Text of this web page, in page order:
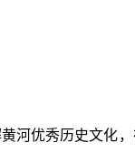
河优秀历史文化